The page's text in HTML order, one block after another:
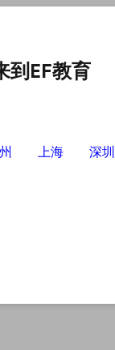
到EF教育
上海 深圳